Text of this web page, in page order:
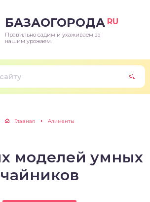
БАЗАОГОРОДА RU
Правильно садим и ухаживаем за
нашим урожаем.
Главная Алименты
моделей умных
чайников